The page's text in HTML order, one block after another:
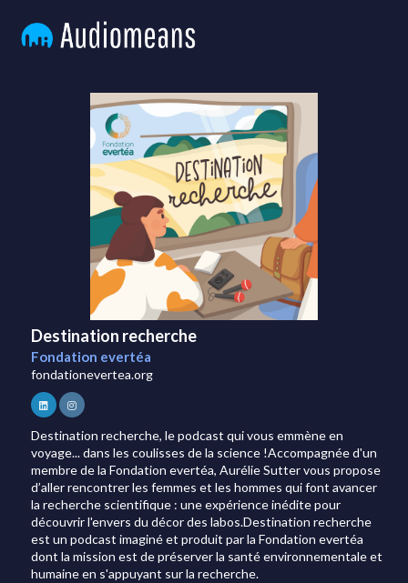
Destination recherche
Fondation evertéa
fondationevertea.org
Destination recherche, le podcast qui vous emmène en
voyage... dans les coulisses de la science !Accompagnée d'un
membre de la Fondation evertéa, Aurélie Sutter vous propose
d’aller rencontrer les femmes et les hommes qui font avancer
la recherche scientifique : une expérience inédite pour
découvrir l'envers du décor des labos.Destination recherche
est un podcast imaginé et produit par la Fondation evertéa
dont la mission est de préserver la santé environnementale et
humaine en s'appuyant sur la recherche.